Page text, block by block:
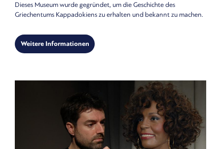
Dieses Museum wurde gegründet, um die Geschichte des
Griechentums Kappadokiens zu erhalten und bekannt zu machen.
Weitere Informationen